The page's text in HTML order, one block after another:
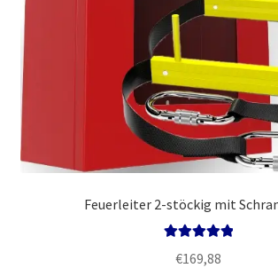
Feuerleiter 2-stöckig mit
von 5
€169,88